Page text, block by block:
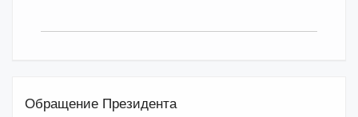
Обращение Президента